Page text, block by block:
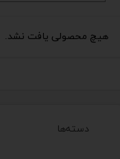
دسته‌ها
هیچ محصولی یافت نشد.